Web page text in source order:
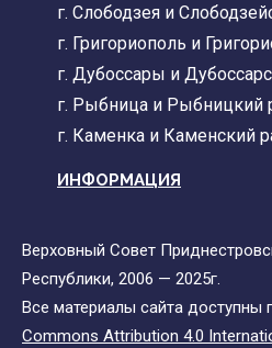
г. Слободзея и
г. Григориополь и
г. Дубоссары и
г. Рыбница и Рыбницкий
г. Каменка и Каменский
ИНФОРМАЦИЯ
Верховный Совет
Республики, 2006 — 2025г.
Все материалы сайта доступны
Commons Attribution 4.0